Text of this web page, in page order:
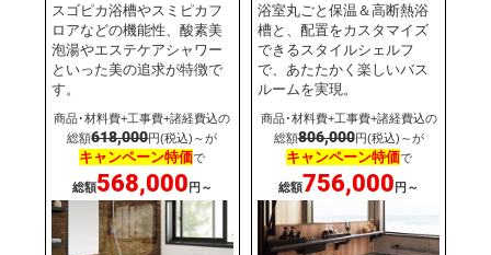
スゴピカ浴槽やスミピカフ
ロアなどの機能性、酸素美
泡湯やエステケアシャワー
といった美の追求が特徴で
す。
商品･材料費+工事費+諸経費込の
総額618,000円(税込)～が
キャンペーン特価で
総額568,000 円～
浴室丸ごと保温＆高断熱浴
槽と、配置をカスタマイズ
できるスタイルシェルフ
で、あたたかく楽しいバス
ルームを実現。
商品･材料費+工事費+諸経費込の
総額806,000円(税込)～が
キャンペーン特価で
総額756,000 円～